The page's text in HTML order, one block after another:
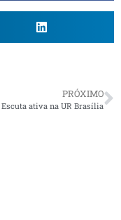
PRÓXIMO
Escuta ativa na UR Brasília